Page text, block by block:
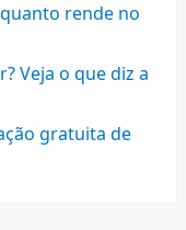
rende no
Veja o que diz a
gratuita de